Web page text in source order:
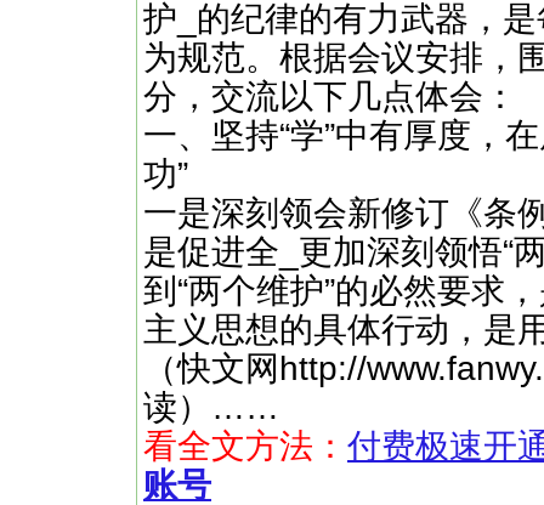
护_的纪律的有力武器，
为规范。根据会议安排，
分，交流以下几点体会：
一、坚持“学”中有厚度，
功”
一是深刻领会新修订《条
是促进全_更加深刻领悟“
到“两个维护”的必然要求
主义思想的具体行动，
（快文网http://
读）……
看全文方法： 付费极速开
账号